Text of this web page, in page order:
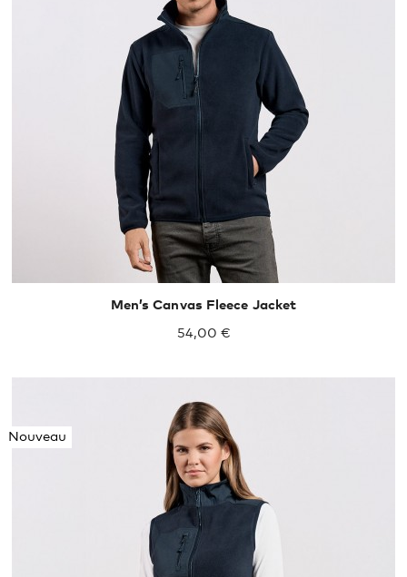
S L XXL
Men’s Canvas Fleece Jacket
54,00 €
Nouveau
M